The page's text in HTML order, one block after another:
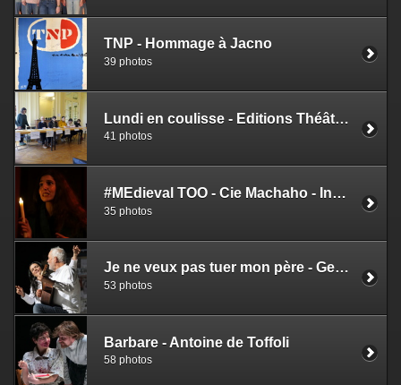
TNP - Hommage à Jacno
39 photos
Lundi en coulisse - Editions Théâtrales Pierre Banos
41 photos
#MEdieval TOO - Cie Machaho - Iness Remaki
35 photos
Je ne veux pas tuer mon père - Georgia Tavarès
53 photos
Barbare - Antoine de Toffoli
58 photos